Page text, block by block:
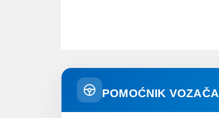
POMOĆNIK VOZAČA